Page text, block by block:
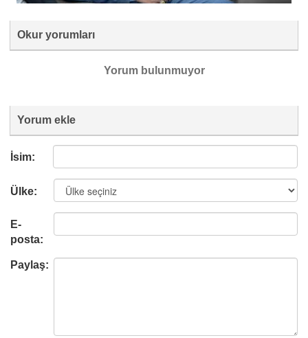
Okur yorumları
Yorum bulunmuyor
Yorum ekle
İsim:
Ülke:
E-
posta:
Paylaş: